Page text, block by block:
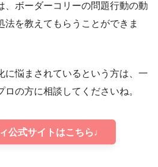
、ボーダーコリーの問題行動の動
法を教えてもらうことができま
に悩まされているという方は、一
ロの方に相談してくださいね。
公式サイトはこちら♩